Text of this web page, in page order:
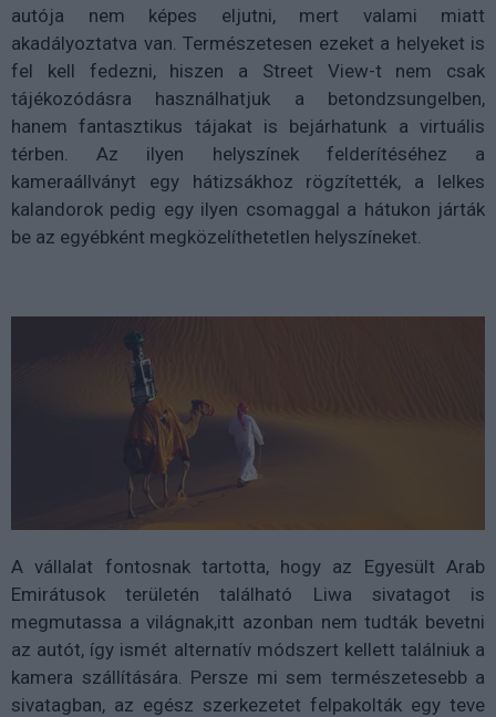
autója nem képes eljutni, mert valami miatt
akadályoztatva van. Természetesen ezeket a helyeket is
fel kell fedezni, hiszen a Street View-t nem csak
tájékozódásra használhatjuk a betondzsungelben,
hanem fantasztikus tájakat is bejárhatunk a virtuális
térben. Az ilyen helyszínek felderítéséhez a
kameraállványt egy hátizsákhoz rögzítették, a lelkes
kalandorok pedig egy ilyen csomaggal a hátukon járták
be az egyébként megközelíthetetlen helyszíneket.
A vállalat fontosnak tartotta, hogy az Egyesült Arab
Emirátusok területén található Liwa sivatagot is
megmutassa a világnak,itt azonban nem tudták bevetni
az autót, így ismét alternatív módszert kellett találniuk a
kamera szállítására. Persze mi sem természetesebb a
sivatagban, az egész szerkezetet felpakolták egy teve